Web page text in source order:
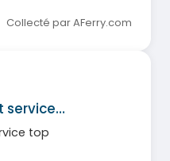
Collecté par AFerry.com
service…
top